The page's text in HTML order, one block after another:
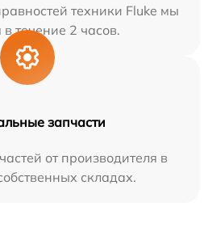
техники Fluke мы
течение 2 часов.
запчасти
от производителя в
складах.